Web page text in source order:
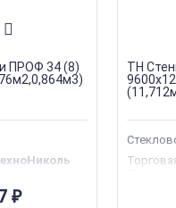
ПРОФ 34 (8)
₽
ТН
Тип